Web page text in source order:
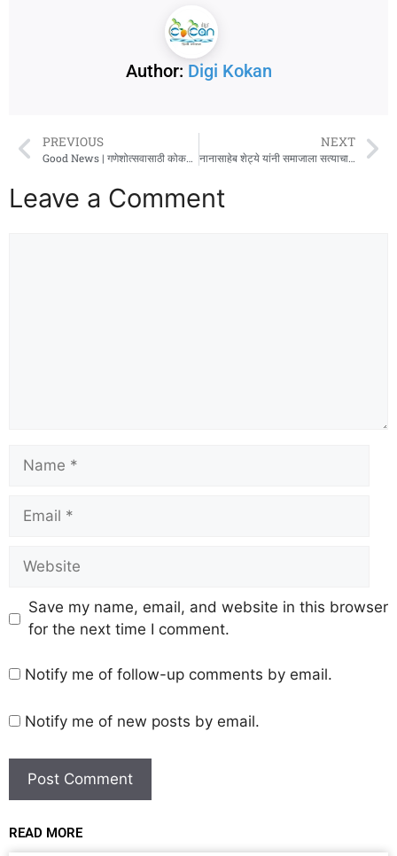
Author: Digi Kokan
PREVIOUS
Good News | गणेशोत्सवासाठी कोकणात धावणार ४३०० एसटी गाड्या
NEXT
नानासाहेब शेट्ये यांनी समाजाला सत्याचा मार्ग दाखवला : आर. डी. सामंत
Leave a Comment
Save my name, email, and website in this browser
for the next time I comment.
Notify me of follow-up comments by email.
Notify me of new posts by email.
READ MORE